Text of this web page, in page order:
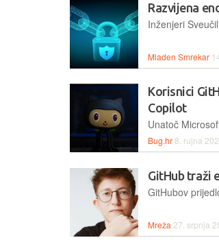
Razvijena
Mladen Smrekar
Korisnici
Copilot
Bug.hr8. rujna
GitHub traži
Mreža 27. srpnja